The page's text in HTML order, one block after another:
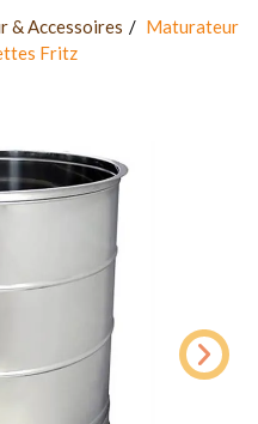
& Accessoires
Maturateur
Fritz